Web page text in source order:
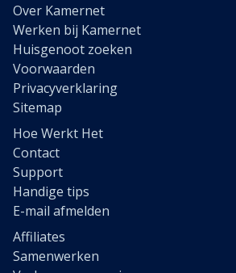
Over Kamernet
Werken bij Kamernet
Huisgenoot zoeken
Voorwaarden
Privacyverklaring
Sitemap
Hoe Werkt Het
Contact
Support
Handige tips
E-mail afmelden
Affiliates
Samenwerken